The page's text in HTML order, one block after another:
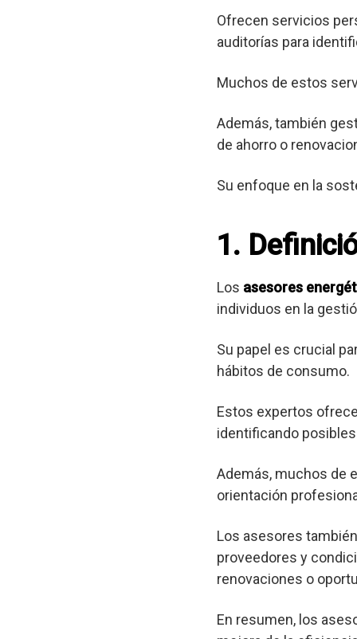
Ofrecen servicios
auditorías para
Muchos de estos
Además, también
de ahorro o
Su enfoque en la
1.
Los asesores
individuos en la
Su papel es crucial
hábitos de consumo.
Estos expertos
identificando
Además, muchos de
orientación
Los asesores
proveedores y
renovaciones o
En resumen, los